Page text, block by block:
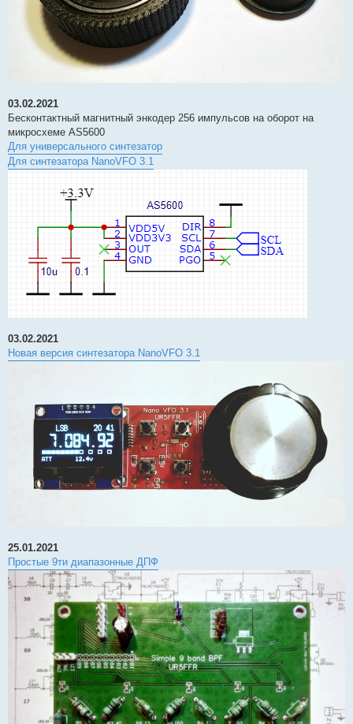
03.02.2021
Бесконтактный магнитный энкодер 256 импульсов на оборот на
микросхеме AS5600
Для универсального синтезатор
Для синтезатора NanoVFO 3.1
03.02.2021
Новая версия синтезатора NanoVFO 3.1
25.01.2021
Простые 9ти диапазонные ДПФ